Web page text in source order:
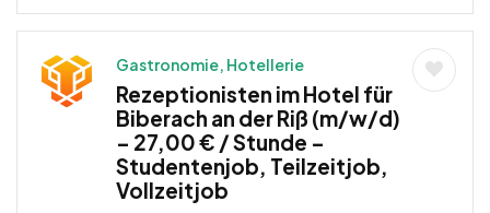
Gastronomie, Hotellerie
Rezeptionisten im Hotel für
Biberach an der Riß (m/w/d)
– 27,00 € / Stunde –
Studentenjob, Teilzeitjob,
Vollzeitjob